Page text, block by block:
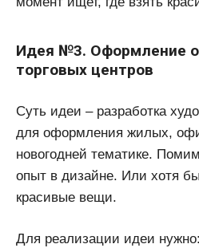
Идея №3. Оформление
торговых центров
Суть идеи – разработка
для оформления жилых,
новогодней тематике.
опыт в дизайне. Или хотя
красивые вещи.
Для реализации идеи нужно: